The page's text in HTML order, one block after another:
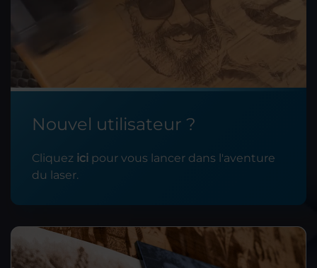
Nouvel utilisateur ?
Cliquez ici pour vous lancer dans l'aventure
du laser.